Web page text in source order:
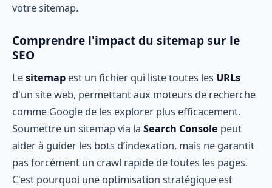
votre sitemap.
Comprendre l'impact du sitemap sur le
SEO
Lesitemap est un fichier qui liste toutes les URLs
d'un site web, permettant aux moteurs de recherche
comme Google de les explorer plus efficacement.
Soumettre un sitemap via la Search Console peut
aider à guider les bots d’indexation, mais ne garantit
pas forcément un crawl rapide de toutes les pages.
C'est pourquoi une optimisation stratégique est